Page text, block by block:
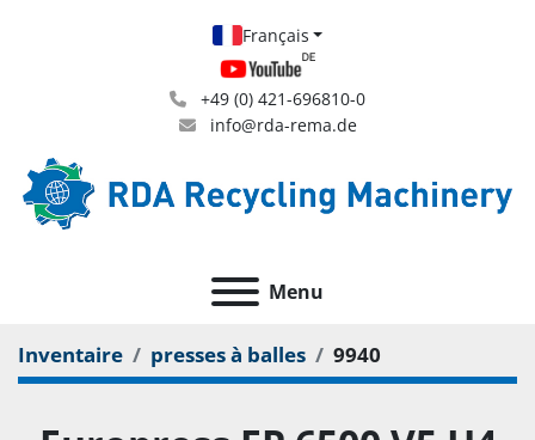
+49 (0) 421-696810-0
info@rda-rema.de
Français
Menu
Inventaire presses à balles 9940